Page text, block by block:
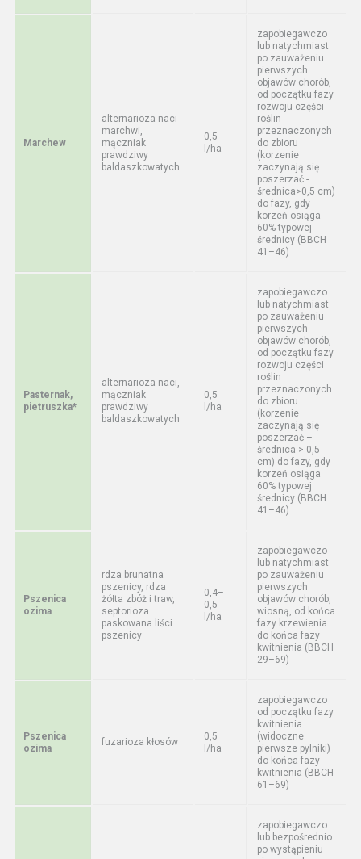
Marchew
alternarioza naci
marchwi,
mączniak
prawdziwy
baldaszkowatych
0,5
l/ha
zapobiegawczo
lub natychmiast
po zauważeniu
pierwszych
objawów chorób,
od początku fazy
rozwoju części
roślin
przeznaczonych
do zbioru
(korzenie
zaczynają się
poszerzać -
średnica>0,5 cm)
do fazy, gdy
korzeń osiąga
60% typowej
średnicy (BBCH
41–46)
Pasternak,
pietruszka*
alternarioza naci,
mączniak
prawdziwy
baldaszkowatych
0,5
l/ha
zapobiegawczo
lub natychmiast
po zauważeniu
pierwszych
objawów chorób,
od początku fazy
rozwoju części
roślin
przeznaczonych
do zbioru
(korzenie
zaczynają się
poszerzać –
średnica > 0,5
cm) do fazy, gdy
korzeń osiąga
60% typowej
średnicy (BBCH
41–46)
Pszenica
ozima
rdza brunatna
pszenicy, rdza
żółta zbóż i traw,
septorioza
paskowana liści
pszenicy
0,4–
0,5
l/ha
zapobiegawczo
lub natychmiast
po zauważeniu
pierwszych
objawów chorób,
wiosną, od końca
fazy krzewienia
do końca fazy
kwitnienia (BBCH
29–69)
Pszenica
ozima
fuzarioza kłosów
0,5
l/ha
zapobiegawczo
od początku fazy
kwitnienia
(widoczne
pierwsze pylniki)
do końca fazy
kwitnienia (BBCH
61–69)
zapobiegawczo
lub bezpośrednio
po wystąpieniu